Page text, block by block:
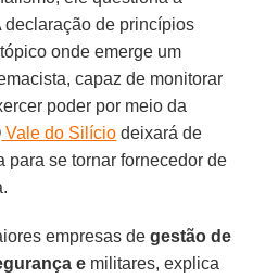
de princípios
onde emerge um
capaz de monitorar
poder por meio da
Vale do Silício deixará de
para se tornar fornecedor de
empresas degestão de
e militares, explica